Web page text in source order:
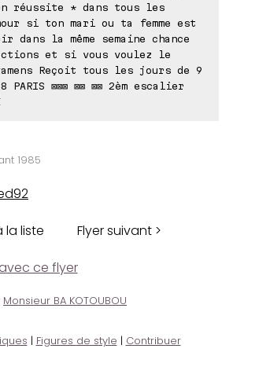
réussite * dans tous les
si ton mari ou ta femme est
la même semaine chance
et si vous voulez le
Reçoit tous les jours de 9
PARIS ⊠⊠⊠ ⊠⊠ ⊠⊠ 2èm escalier
1985
la liste Flyer suivant >
ce flyer
Monsieur BA KOTOUBOU
| Figures de style | Contribuer